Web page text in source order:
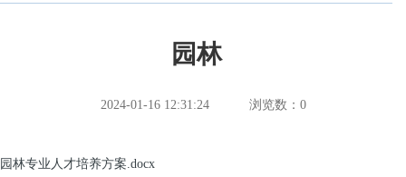
园林
2024-01-16 12:31:24 浏览数： 0
园林专业人才培养方案.docx